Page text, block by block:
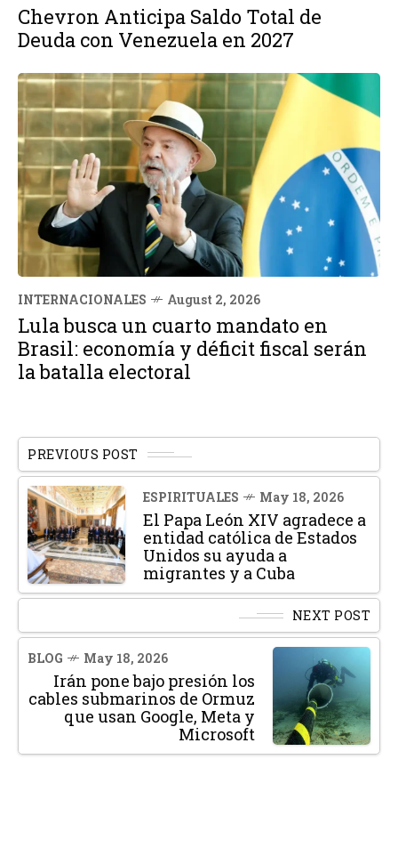
Chevron Anticipa Saldo Total de
Deuda con Venezuela en 2027
INTERNACIONALES August 2, 2026
Lula busca un cuarto mandato en
Brasil: economía y déficit fiscal serán
la batalla electoral
PREVIOUS POST
ESPIRITUALES May 18, 2026
El Papa León XIV agradece a
entidad católica de Estados
Unidos su ayuda a
migrantes y a Cuba
NEXT POST
BLOG May 18, 2026
Irán pone bajo presión los
cables submarinos de Ormuz
que usan Google, Meta y
Microsoft